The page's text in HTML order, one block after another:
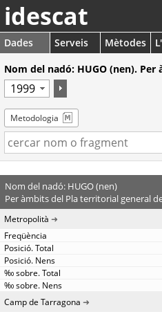
idescat
Dades Serveis Mètodes
Nom del nadó: HUGO (nen). Per
Metodologia
Nom del nadó: HUGO (nen)
Per àmbits del Pla territorial general
Metropolità
Camp de Tarragona